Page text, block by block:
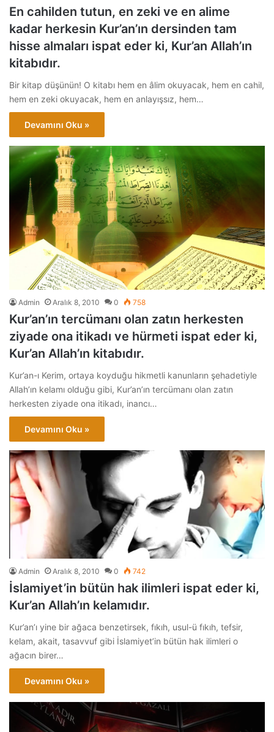
En cahilden tutun, en zeki ve en alime
kadar herkesin Kur’an’ın dersinden tam
hisse almaları ispat eder ki, Kur’an Allah’ın
kitabıdır.
Bir kitap düşünün! O kitabı hem en âlim okuyacak, hem en cahil,
hem en zeki okuyacak, hem en anlayışsız, hem…
Devamını Oku »
Admin Aralık 8, 2010 0 758
Kur’an’ın tercümanı olan zatın herkesten
ziyade ona itikadı ve hürmeti ispat eder ki,
Kur’an Allah’ın kitabıdır.
Kur’an-ı Kerim, ortaya koyduğu hikmetli kanunların şehadetiyle
Allah’ın kelamı olduğu gibi, Kur’an’ın tercümanı olan zatın
herkesten ziyade ona itikadı, inancı…
Devamını Oku »
Admin Aralık 8, 2010 0 742
İslamiyet’in bütün hak ilimleri ispat eder ki,
Kur’an Allah’ın kelamıdır.
Kur’an’ı yine bir ağaca benzetirsek, fıkıh, usul-ü fıkıh, tefsir,
kelam, akait, tasavvuf gibi İslamiyet’in bütün hak ilimleri o
ağacın birer…
Devamını Oku »